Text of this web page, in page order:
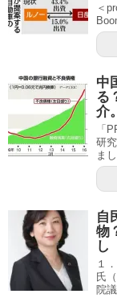
＜
中
る
介。
「
研
ま
自
物
し
１
氏
院